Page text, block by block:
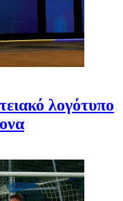
λογότυπο